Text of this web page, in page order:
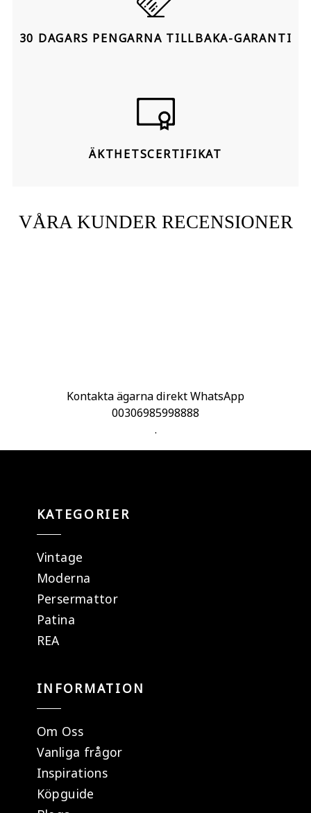
30 DAGARS PENGARNA TILLBAKA-GARANTI
ÄKTHETSCERTIFIKAT
VÅRA KUNDER RECENSIONER
Kontakta ägarna direkt WhatsApp
00306985998888
.
KATEGORIER
Vintage
Moderna
Persermattor
Patina
REA
INFORMATION
Om Oss
Vanliga frågor
Inspirations
Köpguide